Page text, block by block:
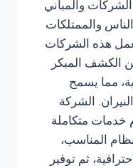
والمباني
الناس والممتلكات
هذه الشركات
الكشف المبكر
مما يسمح
الشركة
خدمات متكاملة
المناسب،
ثم توفير